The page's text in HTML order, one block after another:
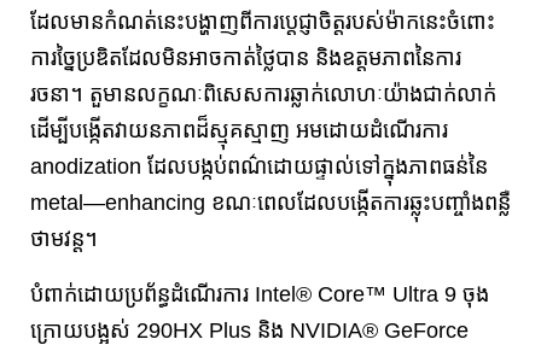
ដែលមានកំណត់នេះបង្ហាញពីការប្តេជ្ញាចិត្តរបស់ម៉ាកនេះចំពោះ
ការច្នៃប្រឌិតដែលមិនអាចកាត់ថ្លៃបាន និងឧត្តមភាពនៃការ
រចនា។ តួមានលក្ខណៈពិសេសការឆ្លាក់លោហៈយ៉ាងជាក់លាក់
ដើម្បីបង្កើតវាយនភាពដ៏ស្មុគស្មាញ អមដោយដំណើរការ
anodization ដែលបង្កប់ពណ៌ដោយផ្ទាល់ទៅក្នុងភាពធន់នៃ
metal—enhancing ខណៈពេលដែលបង្កើតការឆ្លុះបញ្ចាំងពន្លឺ
ថាមវន្ត។
បំពាក់ដោយប្រព័ន្ធដំណើរការ Intel® Core™ Ultra 9 ចុង
ក្រោយបង្អស់ 290HX Plus និង NVIDIA® GeForce